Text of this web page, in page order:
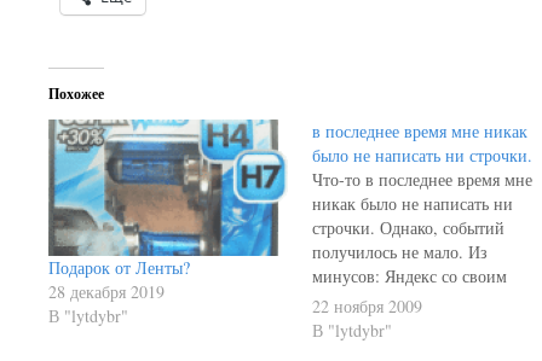
Похожее
Подарок от Ленты?
28 декабря 2019
В "lytdybr"
в последнее время мне никак
было не написать ни строчки.
Что-то в последнее время мне
никак было не написать ни
строчки. Однако, событий
получилось не мало. Из
минусов: Яндекс со своим
"гранатомётом" выкинул из
индекса более шести тысяч
страниц. Переписка с
22 ноября 2009
В "lytdybr"